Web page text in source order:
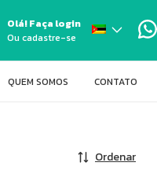
Olá!Faça login
Ou cadastre-se
QUEM SOMOS CONTATO
Ordenar